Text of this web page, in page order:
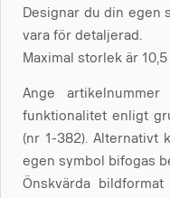
Designar du din egen
vara för detaljerad.
Maximal storlek är 10,5
Ange
funktionalitet enligt
(nr 1-382). Alternativt
egen symbol bifogas
Önskvärda bildformat